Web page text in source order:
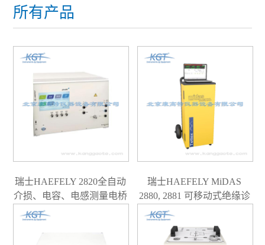
所有产品
瑞士HAEFELY 2820全自动
介损、电容、电感测量电桥
瑞士HAEFELY MiDAS
2880, 2881 可移动式绝缘诊
断与分析系统